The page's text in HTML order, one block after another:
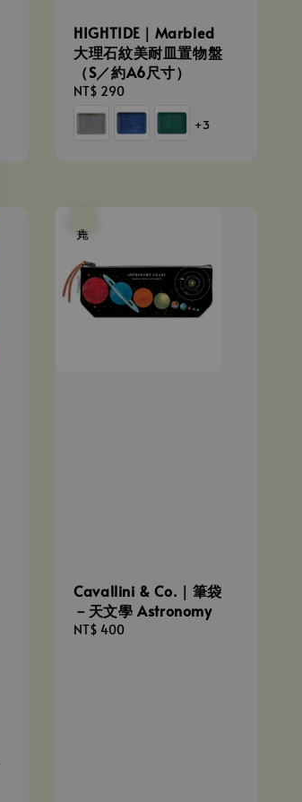
HIGHTIDE｜Marbled
大理石紋美耐皿置物盤
（S／約A6尺寸）
Regular
price
NT$ 290
+3
Cavallini & Co.｜筆袋
－天文學 Astronomy
Regular
NT$ 400